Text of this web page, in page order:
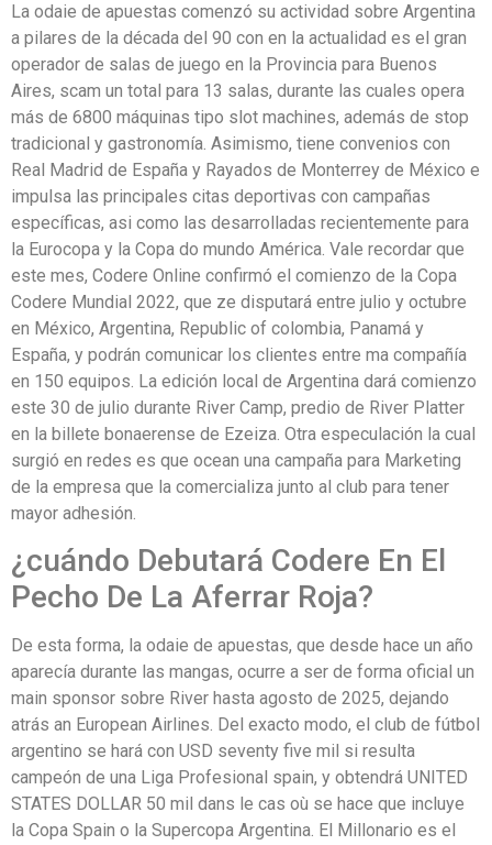
La odaie de apuestas comenzó su actividad sobre Argentina
a pilares de la década del 90 con en la actualidad es el gran
operador de salas de juego en la Provincia para Buenos
Aires, scam un total para 13 salas, durante las cuales opera
más de 6800 máquinas tipo slot machines, además de stop
tradicional y gastronomía. Asimismo, tiene convenios con
Real Madrid de España y Rayados de Monterrey de México e
impulsa las principales citas deportivas con campañas
específicas, asi como las desarrolladas recientemente para
la Eurocopa y la Copa do mundo América. Vale recordar que
este mes, Codere Online confirmó el comienzo de la Copa
Codere Mundial 2022, que ze disputará entre julio y octubre
en México, Argentina, Republic of colombia, Panamá y
España, y podrán comunicar los clientes entre ma compañía
en 150 equipos. La edición local de Argentina dará comienzo
este 30 de julio durante River Camp, predio de River Platter
en la billete bonaerense de Ezeiza. Otra especulación la cual
surgió en redes es que ocean una campaña para Marketing
de la empresa que la comercializa junto al club para tener
mayor adhesión.
¿cuándo Debutará Codere En El
Pecho De La Aferrar Roja?
De esta forma, la odaie de apuestas, que desde hace un año
aparecía durante las mangas, ocurre a ser de forma oficial un
main sponsor sobre River hasta agosto de 2025, dejando
atrás an European Airlines. Del exacto modo, el club de fútbol
argentino se hará con USD seventy five mil si resulta
campeón de una Liga Profesional spain, y obtendrá UNITED
STATES DOLLAR 50 mil dans le cas où se hace que incluye
la Copa Spain o la Supercopa Argentina. El Millonario es el